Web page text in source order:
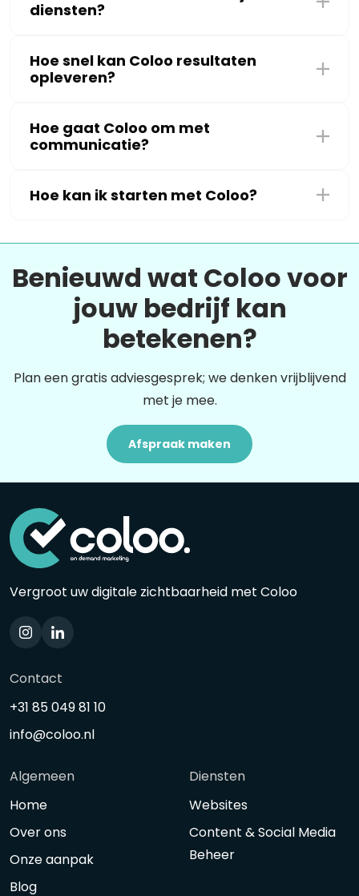
diensten?
Hoe snel kan Coloo resultaten
opleveren?
Hoe gaat Coloo om met
communicatie?
Hoe kan ik starten met Coloo?
Benieuwd wat Coloo voor
jouw bedrijf kan
betekenen?
Plan een gratis adviesgesprek; we denken vrijblijvend
met je mee.
Afspraak maken
Vergroot uw digitale zichtbaarheid met Coloo
Contact
+31 85 049 81 10
info@coloo.nl
Algemeen
Home
Over ons
Onze aanpak
Blog
Diensten
Websites
Content & Social Media
Beheer